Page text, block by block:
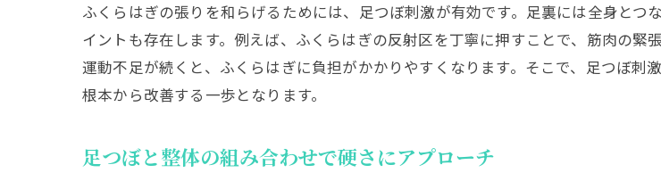
ふくらはぎ整体で血流と緊張
硬さチェックと整体施術の具
ふくらはぎの硬さが気になる方へ
ふくらはぎの張りを和らげるためには、足つぼ刺激が有効です。足裏には全身と
イントも存在します。例えば、ふくらはぎの反射区を丁寧に押すことで、筋肉の
運動不足が続くと、ふくらはぎに負担がかかりやすくなります。そこで、足つぼ
根本から改善する一歩となります。
足つぼと整体の組み合わせで硬さにアプローチ